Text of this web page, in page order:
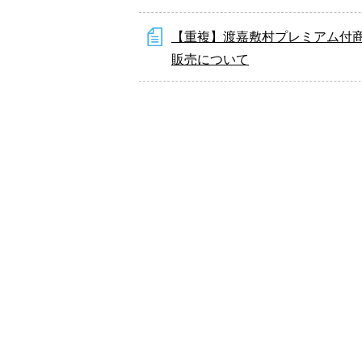
【重複】渡嘉敷村プレミアム付
販売について